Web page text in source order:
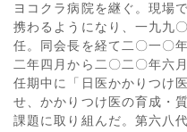
ヨコクラ病院を継ぐ。現場
携わるようになり、一九九
任。同会長を経て二〇一〇
二年四月から二〇二〇年六
任期中に「日医かかりつけ
せ、かかりつけ医の育成・
課題に取り組んだ。第六八